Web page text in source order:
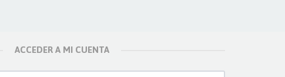
ACCEDER A MI CUENTA